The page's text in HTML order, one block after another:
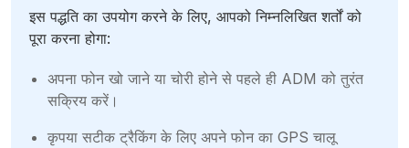
इस पद्धति का उपयोग करने के लिए, आपको निम्नलिखित शर्तों को
पूरा करना होगा:
अपना फोन खो जाने या चोरी होने से पहले ही ADM को तुरंत
सक्रिय करें।
कृपया सटीक ट्रैकिंग के लिए अपने फोन का GPS चालू